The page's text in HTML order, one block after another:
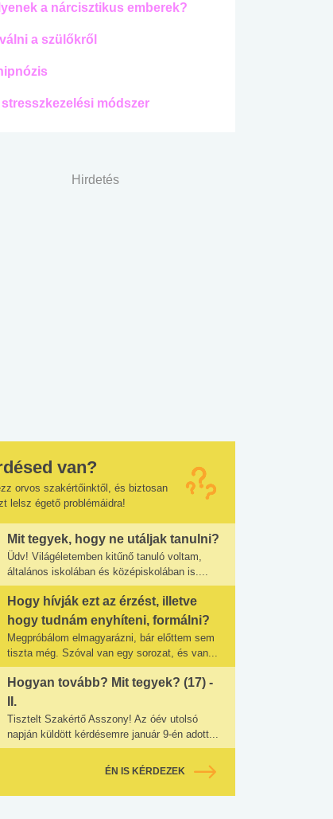
a nárcisztikus emberek?
a szülőkről
stresszkezelési módszer
Hirdetés
van?
orvos szakértőinktől, és biztosan
lelsz égető problémáidra!
Mit tegyek, hogy ne utáljak tanulni?
Üdv! Világéletemben kitűnő tanuló voltam,
általános iskolában és középiskolában is....
Hogy hívják ezt az érzést, illetve
hogy tudnám enyhíteni, formálni?
Megpróbálom elmagyarázni, bár előttem sem
tiszta még. Szóval van egy sorozat, és van...
Hogyan tovább? Mit tegyek? (17) -
II.
Tisztelt Szakértő Asszony! Az óév utolsó
napján küldött kérdésemre január 9-én adott...
ÉN IS KÉRDEZEK